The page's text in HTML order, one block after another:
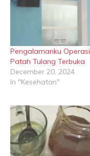
Pengalamanku Operasi
Patah Tulang Terbuka
December 20, 2024
In "Kesehatan"